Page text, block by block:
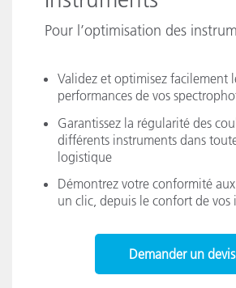
Pour l’optimisation des
Validez et optimisez facilement
performances de vos
Garantissez la régularité des
différents instruments dans
logistique
Démontrez votre conformité
un clic, depuis le confort de vos
Demander un devis